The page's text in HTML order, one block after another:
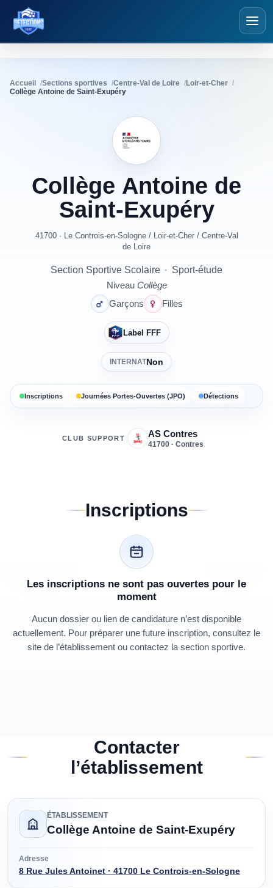
Détections Foot
Accueil Sections sportives Centre-Val de Loire
Loir-et-Cher
Collège Antoine de Saint-Exupéry
Collège Antoine de
Saint-Exupéry
41700 · Le Controis-en-Sologne/ Loir-et-Cher/ Centre-Val
de Loire
Section Sportive Scolaire · Sport-étude
Niveau Collège
Garçons
Filles
Label FFF
INTERNATNon
Inscriptions Journées Portes-Ouvertes (JPO) Détections
CLUB SUPPORT AS Contres
41700 · Contres
Inscriptions
Les inscriptions ne sont pas ouvertes pour le
moment
Aucun dossier ou lien de candidature n’est disponible
actuellement. Pour préparer une future inscription, consultez le
site de l’établissement ou contactez la section sportive.
Contacter
l’établissement
ÉTABLISSEMENT
Collège Antoine de Saint-Exupéry
Adresse
8 Rue Jules Antoinet · 41700 Le Controis-en-Sologne